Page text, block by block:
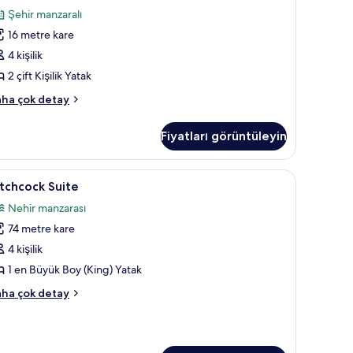
yorum)
Şehir manzaralı
16 metre kare
4 kişilik
2 çift Kişilik Yatak
çok detay
Fiyatları görüntüleyin
kuştüyü yorgan, yastık yüzeyli yatak, minibarHitchcock Suite | Kaliteli yatak takımı,
6 Suite
Nehir manzarası
74 metre kare
4 kişilik
1 en Büyük Boy (King) Yatak
çok detay